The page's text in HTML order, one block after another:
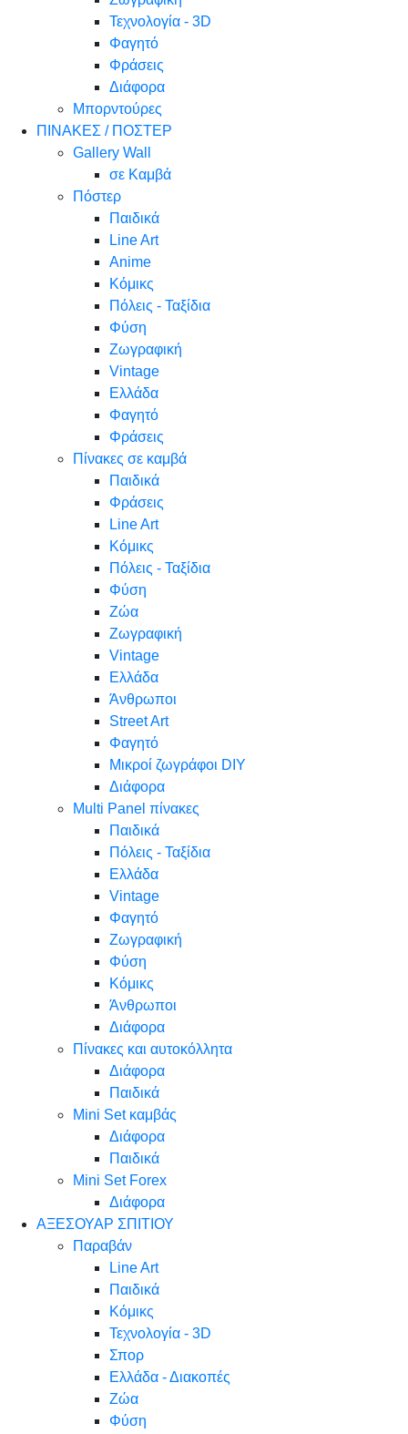
Τεχνολογία - 3D
Φαγητό
Φράσεις
Διάφορα
Μπορντούρες
ΠΙΝΑΚΕΣ / ΠΟΣΤΕΡ
Gallery Wall
σε Καμβά
Πόστερ
Παιδικά
Line Art
Anime
Κόμικς
Πόλεις - Ταξίδια
Φύση
Ζωγραφική
Vintage
Ελλάδα
Φαγητό
Φράσεις
Πίνακες σε καμβά
Παιδικά
Φράσεις
Line Art
Κόμικς
Πόλεις - Ταξίδια
Φύση
Ζώα
Ζωγραφική
Vintage
Ελλάδα
Άνθρωποι
Street Art
Φαγητό
Μικροί ζωγράφοι DIY
Διάφορα
Multi Panel πίνακες
Παιδικά
Πόλεις - Ταξίδια
Ελλάδα
Vintage
Φαγητό
Ζωγραφική
Φύση
Κόμικς
Άνθρωποι
Διάφορα
Πίνακες και αυτοκόλλητα
Διάφορα
Παιδικά
Mini Set καμβάς
Διάφορα
Παιδικά
Mini Set Forex
Διάφορα
ΑΞΕΣΟΥΑΡ ΣΠΙΤΙΟΥ
Παραβάν
Line Art
Παιδικά
Κόμικς
Τεχνολογία - 3D
Σπορ
Ελλάδα - Διακοπές
Ζώα
Φύση